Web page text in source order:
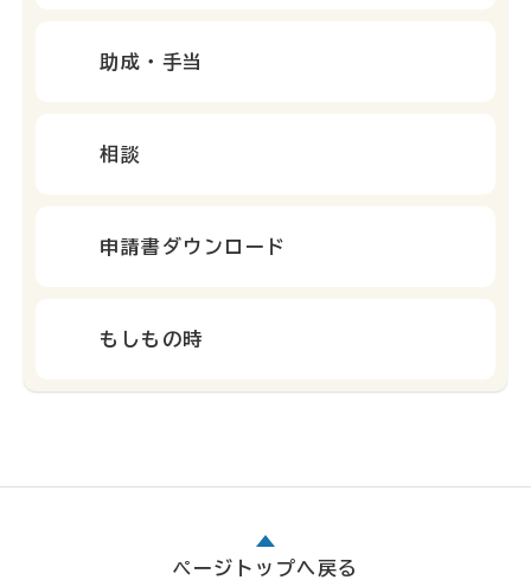
助成・手当
相談
申請書ダウンロード
もしもの時
ページトップへ戻る